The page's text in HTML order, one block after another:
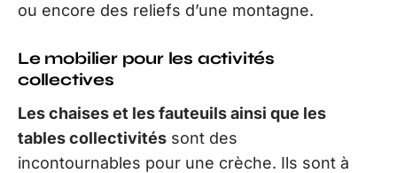
ou encore des reliefs d’une montagne.
Le mobilier pour les activités
collectives
Les chaises et les fauteuils ainsi que les
tables collectivités sont des
incontournables pour une crèche. Ils sont à